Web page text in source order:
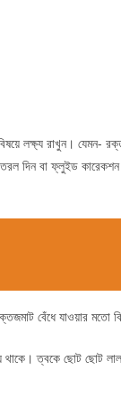
লক্ষ্য রাখুন। যেমন-
দিন বা ফ্লুইড
বেঁধে যাওয়ার
থাকে। ত্বকে ছোট ছোট